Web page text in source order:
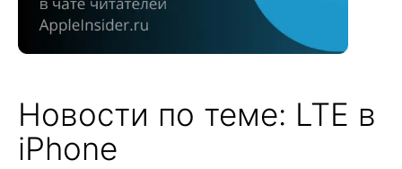
Новости по теме: LTE в
iPhone